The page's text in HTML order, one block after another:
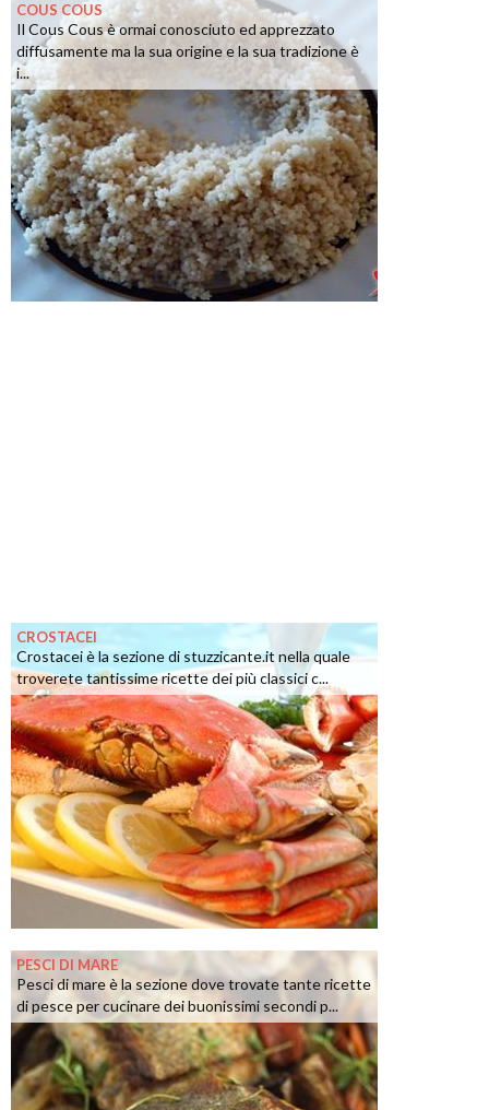
COUS COUS
Il Cous Cous è ormai conosciuto ed apprezzato
diffusamente ma la sua origine e la sua tradizione è
i...
CROSTACEI
Crostacei è la sezione di stuzzicante.it nella quale
troverete tantissime ricette dei più classici c...
PESCI DI MARE
Pesci di mare è la sezione dove trovate tante ricette
di pesce per cucinare dei buonissimi secondi p...